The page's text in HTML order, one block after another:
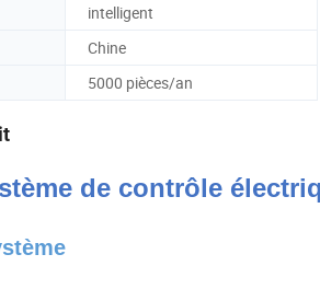
intelligent
Chine
5000 pièces/an
de contrôle